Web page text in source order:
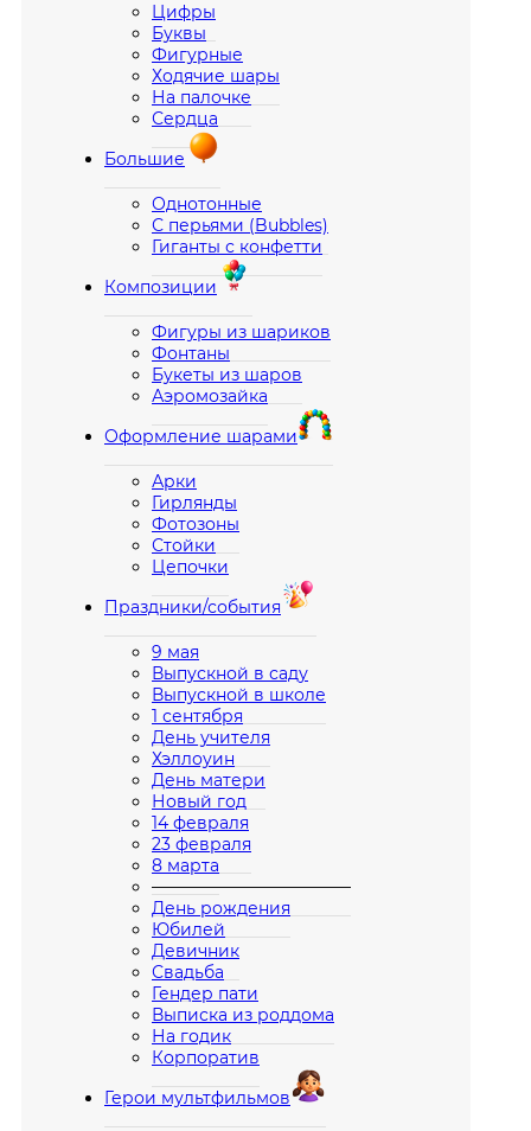
Цифры
Буквы
Фигурные
Ходячие шары
На палочке
Сердца
Большие
Однотонные
С перьями (Bubbles)
Гиганты с конфетти
Композиции
Фигуры из шариков
Фонтаны
Букеты из шаров
Аэромозайка
Оформление шарами
Арки
Гирлянды
Фотозоны
Стойки
Цепочки
Праздники/события
9 мая
Выпускной в саду
Выпускной в школе
1 сентября
День учителя
Хэллоуин
День матери
Новый год
14 февраля
23 февраля
8 марта
————————————
День рождения
Юбилей
Девичник
Свадьба
Гендер пати
Выписка из роддома
На годик
Корпоратив
Герои мультфильмов